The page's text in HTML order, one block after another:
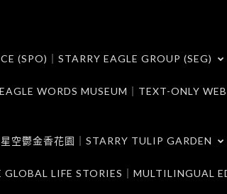
(SPO)｜STARRY EAGLE GROUP (SEG)
WORDS MUSEUM｜TEXT-ONLY
空鬱金香花園｜STARRY TULIP GARDEN
GLOBAL LIFE STORIES｜MULTILINGUAL